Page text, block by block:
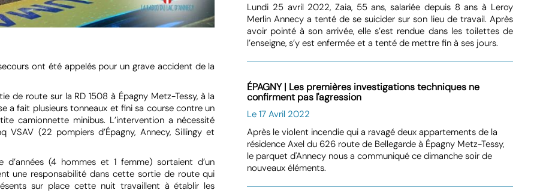
ont été appelés pour un grave accident de la
de route sur la RD 1508 à Épagny Metz-Tessy, à la
a fait plusieurs tonneaux et fini sa course contre un
camionnette minibus. L’intervention a nécessité
(22 pompiers d’Épagny, Annecy, Sillingy et
d’années (4 hommes et 1 femme) sortaient d’un
une responsabilité dans cette sortie de route qui
sur place cette nuit travaillent à établir les
Lundi 25 avril 2022, Zaia, 55 ans, salariée depuis 8 ans à Leroy
Merlin Annecy a tenté de se suicider sur son lieu de travail. Après
avoir pointé à son arrivée, elle s’est rendue dans les toilettes de
l’enseigne, s’y est enfermée et a tenté de mettre fin à ses jours.
ÉPAGNY | Les premières investigations techniques ne
confirment pas l'agression
Le 17 Avril 2022
Après le violent incendie qui a ravagé deux appartements de la
résidence Axel du 626 route de Bellegarde à Épagny Metz-Tessy,
le parquet d'Annecy nous a communiqué ce dimanche soir de
nouveaux éléments.